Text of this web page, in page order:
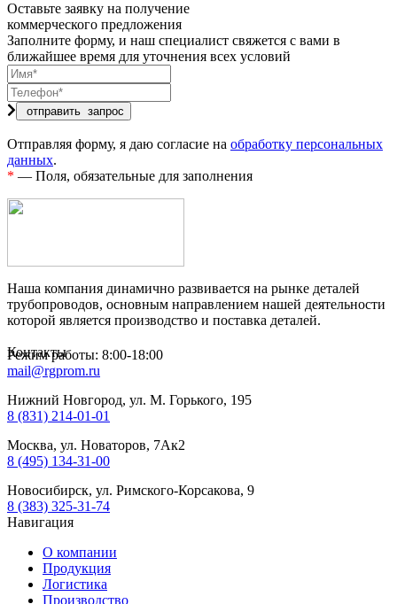
Оставьте заявку на получение
коммерческого предложения
Заполните форму, и наш специалист свяжется с вами в
ближайшее время для уточнения всех условий
Отправляя форму, я даю согласие на обработку персональных
данных.
* — Поля, обязательные для заполнения
Наша компания динамично развивается на рынке деталей
трубопроводов, основным направлением нашей деятельности
которой является производство и поставка деталей.
Контакты
Режим работы: 8:00-18:00
mail@rgprom.ru
Нижний Новгород, ул. М. Горького, 195
8 (831) 214-01-01
Москва, ул. Новаторов, 7Ак2
8 (495) 134-31-00
Новосибирск, ул. Римского-Корсакова, 9
8 (383) 325-31-74
Навигация
О компании
Продукция
Логистика
Производство